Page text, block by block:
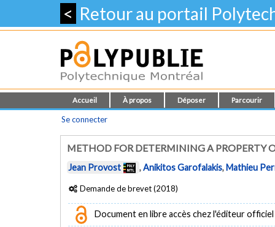
< Retour au portail
Accueil À propos Déposer Parcourir
Se connecter
METHOD FOR DETERMINING A PROPERTY
Jean Provost ,Anikitos Garofalakis,Mathieu
Demande de brevet (2018)
Document en libre accès chez l'éditeur officiel